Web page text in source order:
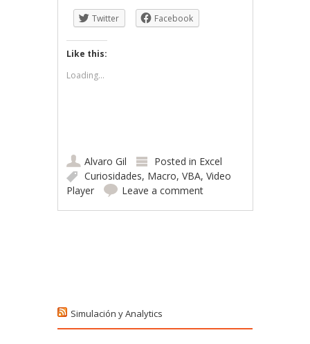
Twitter Facebook
Like this:
Loading...
Alvaro Gil Posted in Excel
Curiosidades, Macro,VBA,Video
Player
Leave a comment
Simulación y Analytics